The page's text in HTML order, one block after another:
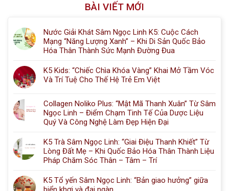
BÀI VIẾT MỚI
Nước Giải Khát Sâm Ngọc Linh K5: Cuộc Cách
Mạng “Năng Lượng Xanh” – Khi Di Sản Quốc Bảo
Hóa Thân Thành Sức Mạnh Đường Đua
K5 Kids: “Chiếc Chìa Khóa Vàng” Khai Mở Tầm Vóc
Và Trí Tuệ Cho Thế Hệ Trẻ Em Việt
Collagen Noliko Plus: “Mật Mã Thanh Xuân” Từ Sâm
Ngọc Linh – Điểm Chạm Tinh Tế Của Dược Liệu
Quý Và Công Nghệ Làm Đẹp Hiện Đại
K5 Trà Sâm Ngọc Linh: “Giai Điệu Thanh Khiết” Từ
Lòng Đất Mẹ – Khi Quốc Bảo Hóa Thân Thành Liệu
Pháp Chăm Sóc Thân – Tâm – Trí
K5 Tổ yến Sâm Ngọc Linh: “Bản giao hưởng” giữa